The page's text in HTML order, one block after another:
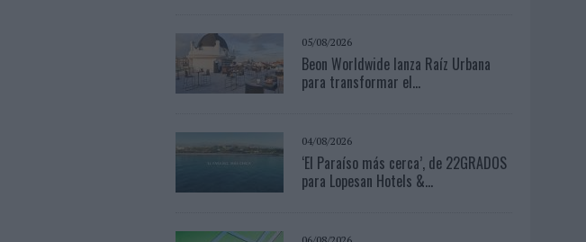
05/08/2026
Beon Worldwide lanza Raíz Urbana
para transformar el...
04/08/2026
‘El Paraíso más cerca’, de 22GRADOS
para Lopesan Hotels &...